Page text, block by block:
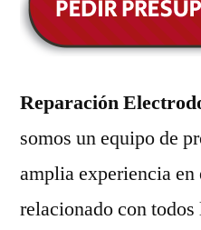
Reparación
somos un equipo de
amplia experiencia en
relacionado con